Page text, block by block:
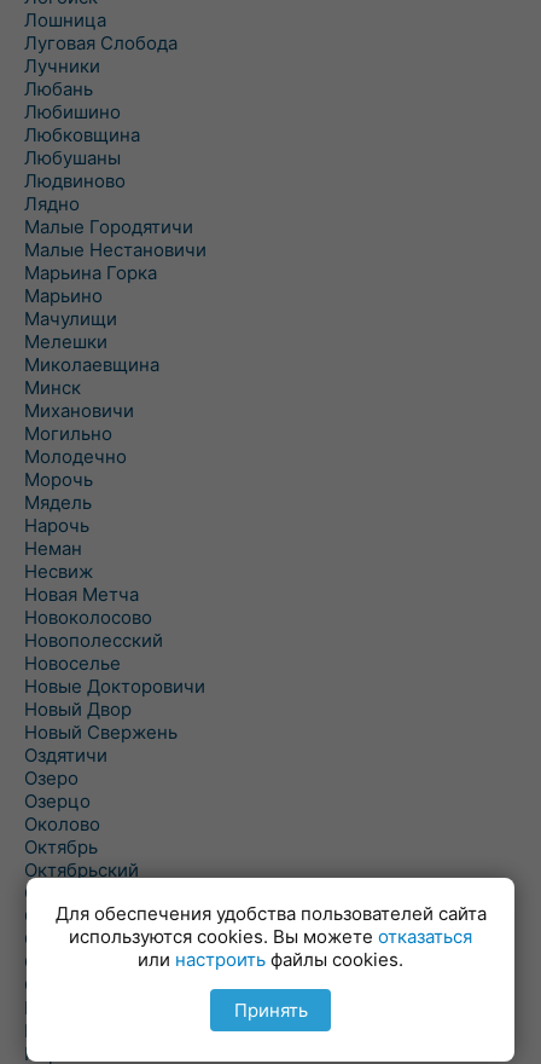
Лошница
Луговая Слобода
Лучники
Любань
Любишино
Любковщина
Любушаны
Людвиново
Лядно
Малые Городятичи
Малые Нестановичи
Марьина Горка
Марьино
Мачулищи
Мелешки
Миколаевщина
Минск
Михановичи
Могильно
Молодечно
Морочь
Мядель
Нарочь
Неман
Несвиж
Новая Метча
Новоколосово
Новополесский
Новоселье
Новые Докторовичи
Новый Двор
Новый Свержень
Оздятичи
Озеро
Озерцо
Околово
Октябрь
Октябрьский
Олехновичи
Омговичи
Оношки
Осовец
Острошицкий Городок
Пасека
Пастовичи
Першаи
Для обеспечения удобства пользователей сайта
используются cookies. Вы можете отказаться
или настроить файлы cookies.
Принять